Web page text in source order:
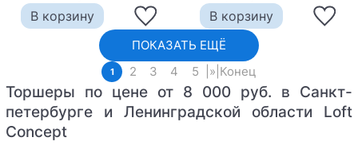
В корзину В корзину
ПОКАЗАТЬ ЕЩЁ
1 2 3 4 5 » Конец
Торшеры по цене от 8 000 руб. в Санкт-
петербурге и Ленинградской области Loft
Concept